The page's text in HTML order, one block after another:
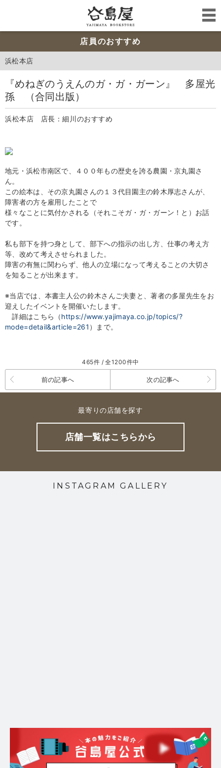
店員のおすすめ
浜松本店
『めねぎのうえんのガ・ガ・ガーン』 多屋光
孫 （合同出版）
浜松本店 店長：細川のおすすめ
地元・浜松市南区で、４００年もの歴史を誇る農園・京丸園さ
ん。
この絵本は、その京丸園さんの１３代目園主の鈴木厚志さんが、
障害者の方を雇用したことで
様々なことに気付かされる（それこそガ・ガ・ガーン！と）お話
です。
私も部下を持つ身として、部下への指示の出し方、仕事の考え方
等、改めて考えさせられました。
障害の有無に関わらず、他人の立場になって考えることの大切さ
を知ることが出来ます。
※当店では、本書主人公の鈴木さんご夫妻と、著者の多屋先生をお
迎えしたイベントを開催いたします。
詳細はこちら（https://www.yajimaya.co.jp/topics/?
mode=detail&article=261 ）まで。
465件 / 全1200件中
前の記事へ 次の記事へ
最寄りの店舗を探す
店舗一覧はこちらから
INSTAGRAM GALLERY